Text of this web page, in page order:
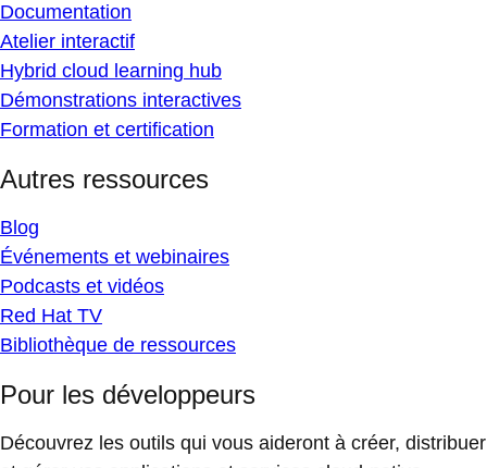
Documentation
Atelier interactif
Hybrid cloud learning hub
Démonstrations interactives
Formation et certification
Autres ressources
Blog
Événements et webinaires
Podcasts et vidéos
Red Hat TV
Bibliothèque de ressources
Pour les développeurs
Découvrez les outils qui vous aideront à créer, distribuer